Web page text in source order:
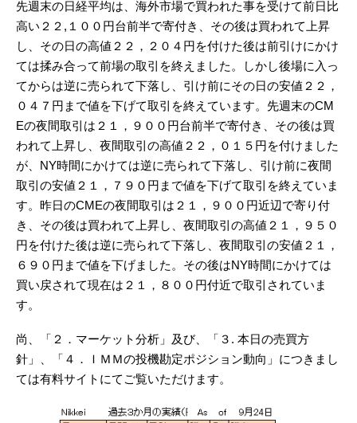
先週末の日経平均は、海外市場で買われた事を受けて前日比
高い２２,１００円台前半で寄付き、その後は買われて上昇
し、その日の高値２２，２０４円を付けた後は前引けにかけ
ては揉み合って前場の取引を終えました。しかし後場に入っ
てからは逆に売られて下落し、引け前にその日の安値２２，
０４７円まで値を下げて取引を終えています。先週末のCM
Eの夜間取引は２１，９００円台前半で寄付き、その後は買
われて上昇し、夜間取引の高値２２，０１５円を付けました
が、NY時間にかけては逆に売られて下落し、引け前に夜間
取引の安値２１，７９０円まで値を下げて取引を終えていま
す。昨日のCMEの夜間取引は２１，９００円近辺で寄り付
き、その後は買われて上昇し、夜間取引の高値２１，９５０
円を付けた後は逆に売られて下落し、夜間取引の安値２１，
６９０円まで値を下げました。その後はNY時間にかけては
買い戻されて現在は２１，８００円付近で取引されていま
す。
尚、「２．マーケット分析」及び、「３. 本日の売買方
針」、「４．ＩＭＭの投機勘定ポジション動向」につきまし
ては有料サイトにてご覧いただけます。